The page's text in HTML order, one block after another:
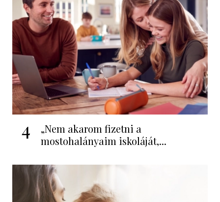
4
„Nem akarom fizetni a
mostohalányaim iskoláját,...